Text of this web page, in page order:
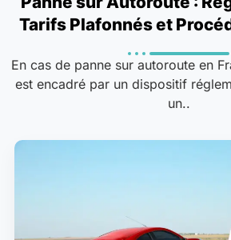
Tarifs Plafonnés et
En cas de panne sur autoroute en
est encadré par un dispositif
un..